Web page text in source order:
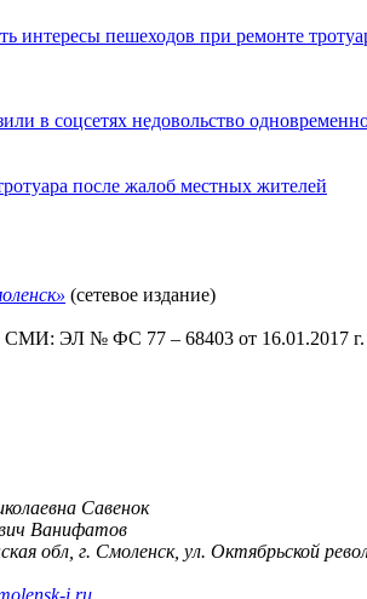
интересы пешеходов при ремонте
в соцсетях недовольство
после жалоб местных жителей
(сетевое издание)
СМИ: ЭЛ № ФС 77 – 68403 от 16.01.2017 г.
Савенок
Ванифатов
обл, г. Смоленск, ул. Октябрьской
i.ru